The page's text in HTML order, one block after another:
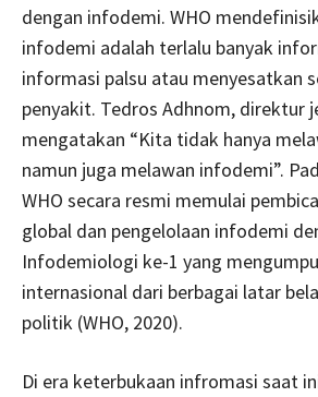
dengan infodemi. WHO
infodemi adalah terlalu banyak
informasi palsu atau menyesatkan
penyakit. Tedros Adhnom, direktur
mengatakan “Kita tidak hanya
namun juga melawan infodemi”.
WHO secara resmi memulai
global dan pengelolaan infodemi
Infodemiologi ke-1 yang
internasional dari berbagai latar
politik (WHO, 2020).
Di era keterbukaan infromasi saat